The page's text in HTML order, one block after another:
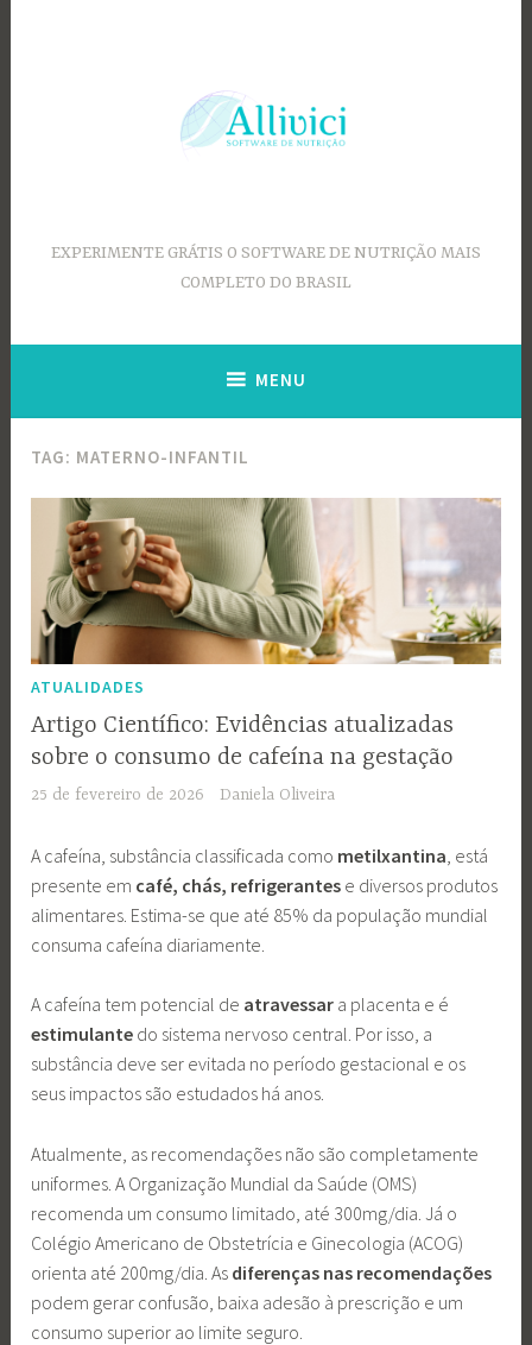
EXPERIMENTE GRÁTIS O SOFTWARE DE NUTRIÇÃO MAIS
COMPLETO DO BRASIL
MENU
TAG: MATERNO-INFANTIL
ATUALIDADES
Artigo Científico: Evidências atualizadas
sobre o consumo de cafeína na gestação
25 de fevereiro de 2026 Daniela Oliveira
A cafeína, substância classificada como metilxantina , está
presente em café, chás, refrigerantes e diversos produtos
alimentares. Estima-se que até 85% da população mundial
consuma cafeína diariamente.
A cafeína tem potencial de atravessar a placenta e é
estimulante do sistema nervoso central. Por isso, a
substância deve ser evitada no período gestacional e os
seus impactos são estudados há anos.
Atualmente, as recomendações não são completamente
uniformes. A Organização Mundial da Saúde (OMS)
recomenda um consumo limitado, até 300mg/dia. Já o
Colégio Americano de Obstetrícia e Ginecologia (ACOG)
orienta até 200mg/dia. As diferenças nas recomendações
podem gerar confusão, baixa adesão à prescrição e um
consumo superior ao limite seguro.